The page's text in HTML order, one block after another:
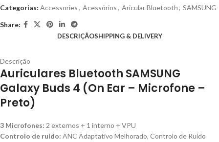
Categorias: Accessories, Acessórios, Aricular Bluetooth, SAMSUNG
Share:
DESCRIÇÃOSHIPPING & DELIVERY
Descrição
Auriculares Bluetooth SAMSUNG
Galaxy Buds 4 (On Ear – Microfone –
Preto)
3 Microfones: 2 externos + 1 interno + VPU
Controlo de ruído: ANC Adaptativo Melhorado, Controlo de Ruído